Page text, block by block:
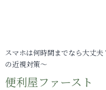
スマホは何時間までなら大丈
の近視対策～
便利屋ファースト